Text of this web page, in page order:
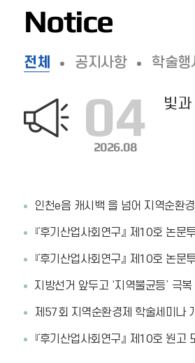
Notice
전체
빛과
2026.08
04
인천e음 캐시백 을 넘어 지역순환
『후기산업사회연구』 제10호 논문
『후기산업사회연구』 제10호 논문
지방선거 앞두고 ‘지역불균등’ 극
제57회 지역순환경제 학술세미나
『후기산업사회연구』 제10호 원고
공지사항 학술행